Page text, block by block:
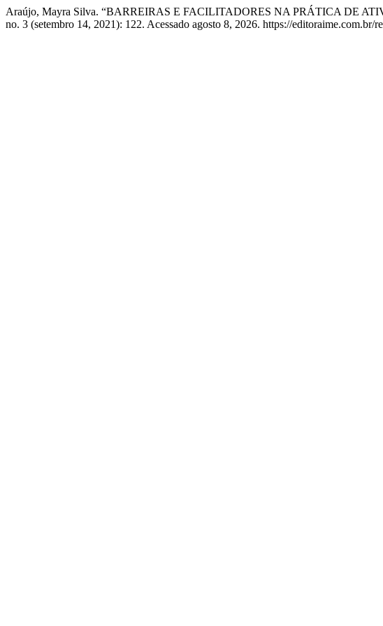
Araújo, Mayra Silva. “BARREIRAS E FACILITADORES NA PRÁTICA DE
no. 3 (setembro 14, 2021): 122. Acessado agosto 8, 2026. https://editoraime.com.br/